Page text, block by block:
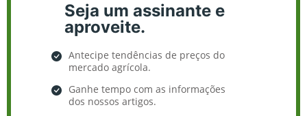
Seja um assinante e
aproveite.
Antecipe tendências de preços do
mercado agrícola.
Ganhe tempo com as informações
dos nossos artigos.